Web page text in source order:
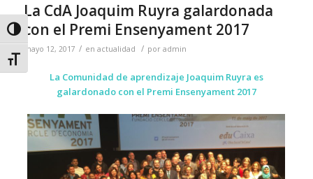
Alternar alto contraste
Alternar tamaño de letra
La CdA Joaquim Ruyra galardonada
con el Premi Ensenyament 2017
mayo 12, 2017 / en actualidad / por admin
La Comunidad de aprendizaje Joaquim Ruyra es
galardonado con el Premi Ensenyament 2017